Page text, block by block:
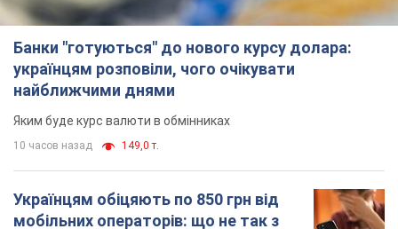
Банки "готуються" до нового курсу долара:
українцям розповіли, чого очікувати
найближчими днями
Яким буде курс валюти в обмінниках
10 часов назад 149,0 т.
Українцям обіцяють по 850 грн від
мобільних операторів: що не так з